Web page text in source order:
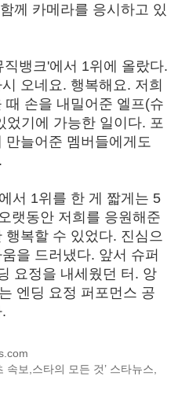
께 카메라를 응시하고 있
뱅크'에서 1위에 올랐다.
오네요. 행복해요. 저희
손을 내밀어준 엘프(슈
었기에 가능한 일이다. 포
만늘어준 멤버들에게도
서 1위를 한 게 짧게는 5
랫동안 저희를 응원해준
복할 수 있었다. 진심으
을 드러냈다. 앞서 슈퍼
요정을 내세웠던 터. 앙
엔딩 요정 퍼포먼스 공
보,스타의 모든 것’ 스타뉴스,